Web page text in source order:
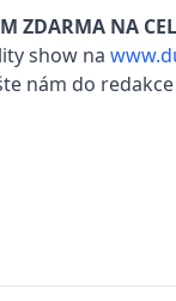
ZDARMA NA
show na
nám do redakce